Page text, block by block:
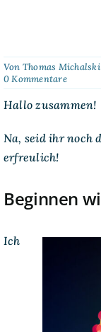
Von Thomas Michalski
0 Kommentareon
die
Hallo zusammen!
Na, seid ihr noch
erfreulich!
Beginnen
Ich